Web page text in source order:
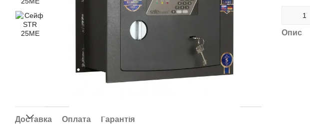
Доставка Оплата Гарантія
Опис